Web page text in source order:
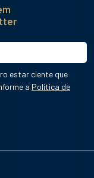
estar ciente que
a Política de